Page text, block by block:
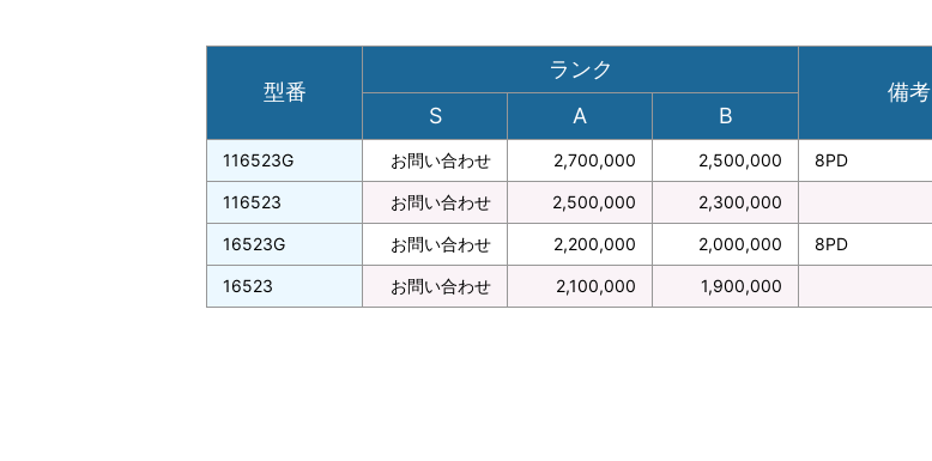
型番
ランク
備考
S
A B
116523G お問い合わせ 2,700,000 2,500,000 8PD
116523 お問い合わせ 2,500,000 2,300,000
16523G お問い合わせ 2,200,000 2,000,000 8PD
16523 お問い合わせ 2,100,000 1,900,000